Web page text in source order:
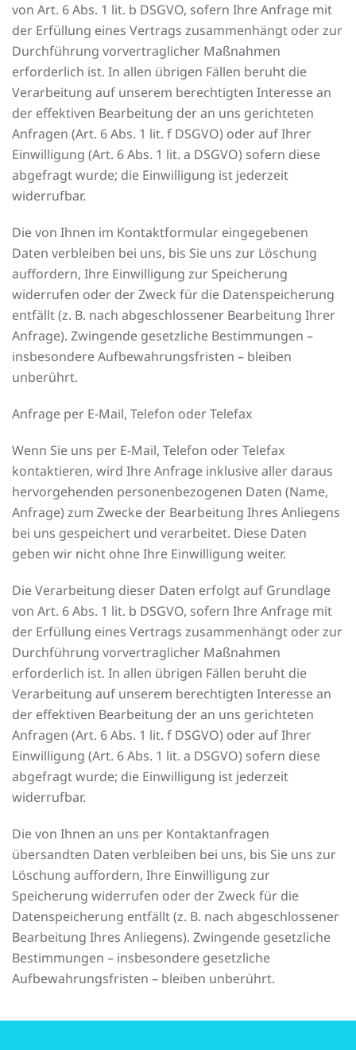
von Art. 6 Abs. 1 lit. b DSGVO, sofern Ihre Anfrage mit
der Erfüllung eines Vertrags zusammenhängt oder zur
Durchführung vorvertraglicher Maßnahmen
erforderlich ist. In allen übrigen Fällen beruht die
Verarbeitung auf unserem berechtigten Interesse an
der effektiven Bearbeitung der an uns gerichteten
Anfragen (Art. 6 Abs. 1 lit. f DSGVO) oder auf Ihrer
Einwilligung (Art. 6 Abs. 1 lit. a DSGVO) sofern diese
abgefragt wurde; die Einwilligung ist jederzeit
widerrufbar.
Die von Ihnen im Kontaktformular eingegebenen
Daten verbleiben bei uns, bis Sie uns zur Löschung
auffordern, Ihre Einwilligung zur Speicherung
widerrufen oder der Zweck für die Datenspeicherung
entfällt (z. B. nach abgeschlossener Bearbeitung Ihrer
Anfrage). Zwingende gesetzliche Bestimmungen –
insbesondere Aufbewahrungsfristen – bleiben
unberührt.
Anfrage per E-Mail, Telefon oder Telefax
Wenn Sie uns per E-Mail, Telefon oder Telefax
kontaktieren, wird Ihre Anfrage inklusive aller daraus
hervorgehenden personenbezogenen Daten (Name,
Anfrage) zum Zwecke der Bearbeitung Ihres Anliegens
bei uns gespeichert und verarbeitet. Diese Daten
geben wir nicht ohne Ihre Einwilligung weiter.
Die Verarbeitung dieser Daten erfolgt auf Grundlage
von Art. 6 Abs. 1 lit. b DSGVO, sofern Ihre Anfrage mit
der Erfüllung eines Vertrags zusammenhängt oder zur
Durchführung vorvertraglicher Maßnahmen
erforderlich ist. In allen übrigen Fällen beruht die
Verarbeitung auf unserem berechtigten Interesse an
der effektiven Bearbeitung der an uns gerichteten
Anfragen (Art. 6 Abs. 1 lit. f DSGVO) oder auf Ihrer
Einwilligung (Art. 6 Abs. 1 lit. a DSGVO) sofern diese
abgefragt wurde; die Einwilligung ist jederzeit
widerrufbar.
Die von Ihnen an uns per Kontaktanfragen
übersandten Daten verbleiben bei uns, bis Sie uns zur
Löschung auffordern, Ihre Einwilligung zur
Speicherung widerrufen oder der Zweck für die
Datenspeicherung entfällt (z. B. nach abgeschlossener
Bearbeitung Ihres Anliegens). Zwingende gesetzliche
Bestimmungen – insbesondere gesetzliche
Aufbewahrungsfristen – bleiben unberührt.